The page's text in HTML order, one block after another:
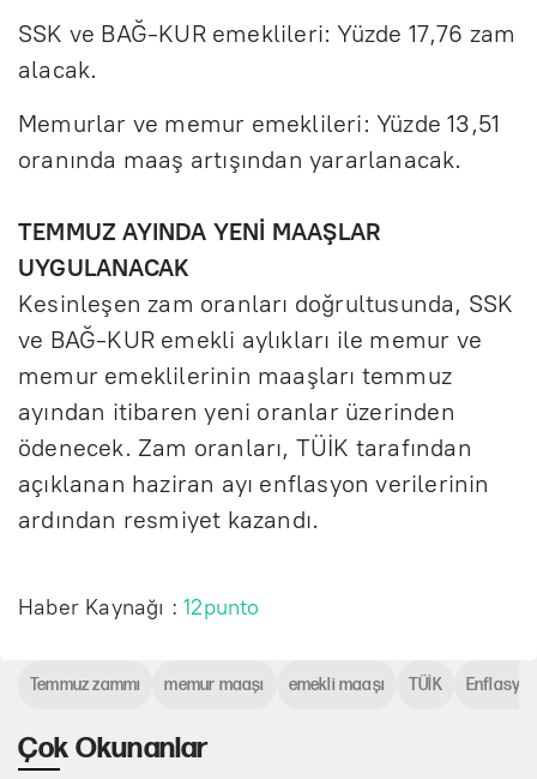
SSK ve BAĞ-KUR emeklileri: Yüzde 17,76 zam
alacak.
Memurlar ve memur emeklileri: Yüzde 13,51
oranında maaş artışından yararlanacak.
TEMMUZ AYINDA YENİ MAAŞLAR
UYGULANACAK
Kesinleşen zam oranları doğrultusunda, SSK
ve BAĞ-KUR emekli aylıkları ile memur ve
memur emeklilerinin maaşları temmuz
ayından itibaren yeni oranlar üzerinden
ödenecek. Zam oranları, TÜİK tarafından
açıklanan haziran ayı enflasyon verilerinin
ardından resmiyet kazandı.
Haber Kaynağı :12punto
Çok Okunanlar
Temmuz zammı memur maaşı emekli maaşı TÜİK